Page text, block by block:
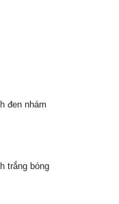
đen nhám
trắng bóng